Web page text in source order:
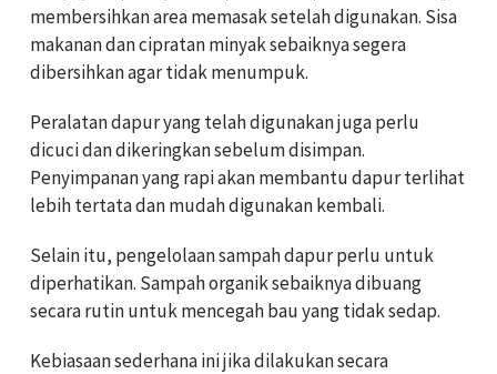
membersihkan area memasak setelah digunakan. Sisa
makanan dan cipratan minyak sebaiknya segera
dibersihkan agar tidak menumpuk.
Peralatan dapur yang telah digunakan juga perlu
dicuci dan dikeringkan sebelum disimpan.
Penyimpanan yang rapi akan membantu dapur terlihat
lebih tertata dan mudah digunakan kembali.
Selain itu, pengelolaan sampah dapur perlu untuk
diperhatikan. Sampah organik sebaiknya dibuang
secara rutin untuk mencegah bau yang tidak sedap.
Kebiasaan sederhana ini jika dilakukan secara